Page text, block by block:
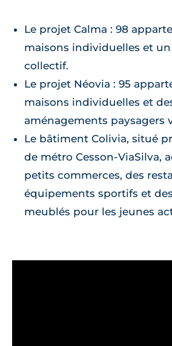
Le projet Calma : 98
maisons individuelles et
collectif.
Le projet Néovia : 95
maisons individuelles et
aménagements paysagers
Le bâtiment Colivia, situé
de métro Cesson-ViaSilva,
petits commerces, des
équipements sportifs et
meublés pour les jeunes